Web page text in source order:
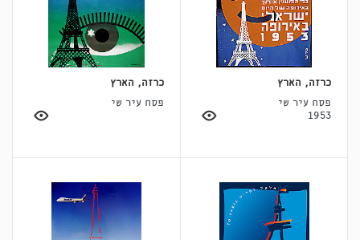
כרזה, הארץ
פסח עיר שי
1953
כרזה, הארץ
פסח עיר שי